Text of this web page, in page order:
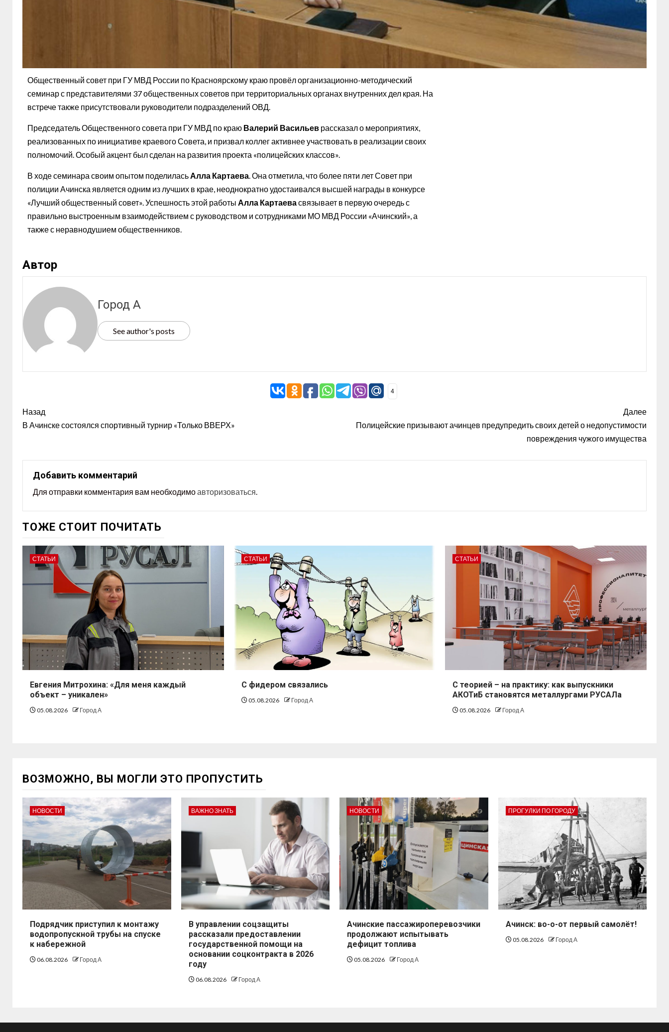
Общественный совет при ГУ МВД России по Красноярскому краю провёл организационно-методический
семинар с представителями 37 общественных советов при территориальных органах внутренних дел края. На
встрече также присутствовали руководители подразделений ОВД.
Председатель Общественного совета при ГУ МВД по краю Валерий Васильев рассказал о мероприятиях,
реализованных по инициативе краевого Совета, и призвал коллег активнее участвовать в реализации своих
полномочий. Особый акцент был сделан на развития проекта «полицейских классов».
В ходе семинара своим опытом поделиласьАлла Картаева. Она отметила, что более пяти лет Совет при
полиции Ачинска является одним из лучших в крае, неоднократно удостаивался высшей награды в конкурсе
«Лучший общественный совет». Успешность этой работы Алла Картаевасвязывает в первую очередь с
правильно выстроенным взаимодействием с руководством и сотрудниками МО МВД России «Ачинский», а
также с неравнодушием общественников.
Автор
Город А
See author's posts
4
Назад
В Ачинске состоялся спортивный турнир «Только ВВЕРХ»
Далее
Полицейские призывают ачинцев предупредить своих детей о недопустимости
повреждения чужого имущества
Добавить комментарий
Для отправки комментария вам необходимоавторизоваться.
ТОЖЕ СТОИТ ПОЧИТАТЬ
СТАТЬИ
Евгения Митрохина: «Для меня каждый
объект – уникален»
05.08.2026 Город А
СТАТЬИ
С фидером связались
05.08.2026 Город А
СТАТЬИ
С теорией – на практику: как выпускники
АКОТиБ становятся металлургами РУСАЛа
05.08.2026 Город А
ВОЗМОЖНО, ВЫ МОГЛИ ЭТО ПРОПУСТИТЬ
НОВОСТИ
Подрядчик приступил к монтажу
водопропускной трубы на спуске
к набережной
06.08.2026 Город А
ВАЖНО ЗНАТЬ
В управлении соцзащиты
рассказали предоставлении
государственной помощи на
основании соцконтракта в 2026
году
06.08.2026 Город А
НОВОСТИ
Ачинские пассажироперевозчики
продолжают испытывать
дефицит топлива
05.08.2026 Город А
ПРОГУЛКИ ПО ГОРОДУ
Ачинск: во-о-от первый самолёт!
05.08.2026 Город А